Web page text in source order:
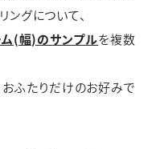
グについて、
(幅)のサンプルを複数
ふたりだけのお好みで